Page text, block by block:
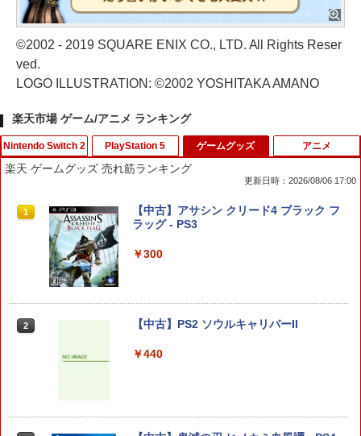
©2002 - 2019 SQUARE ENIX CO., LTD. All Rights Reser
ved.
LOGO ILLUSTRATION: ©2002 YOSHITAKA AMANO
楽天市場 ゲーム/アニメ ランキング
Nintendo Switch 2
1
eFootball(TM) Kick-Off! 【Switch2】
RL205-J1
￥3,600
2
アンサー Switch2/PC用 miniコントロ
PlayStation 5
1
PS5 スティックカバー コントローラー
交換用 スティックキャップ PS4 コント
ントローラー Edge ハンドル 交換用 周
￥630
ゲームグッズ
楽天 ゲームグッズ 売れ筋ランキング
更新日時：2026/08/06 17:00
1
【中古】アサシン クリード4 ブラック フ
ラッグ - PS3
￥300
2 【中古】PS2 ソウルキャリバーII
￥440
アニメ